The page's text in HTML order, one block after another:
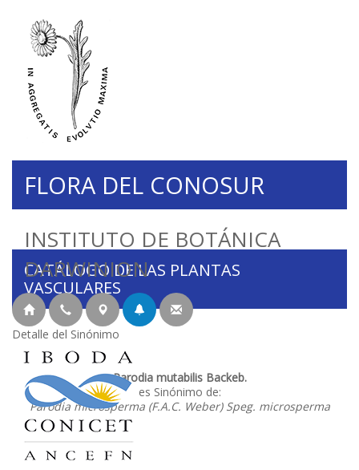
INSTITUTO DE BOTÁNICA
DARWINION
FLORA DEL CONOSUR
CATÁLOGO DE LAS PLANTAS
VASCULARES
Detalle del Sinónimo
Parodia mutabilis Backeb.
es Sinónimo de:
Parodia microsperma (F.A.C. Weber) Speg. microsperma